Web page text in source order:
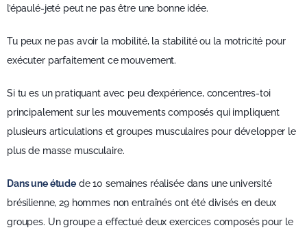
l’épaulé-jeté peut ne pas être une bonne idée.
Tu peux ne pas avoir la mobilité, la stabilité ou la motricité pour
exécuter parfaitement ce mouvement.
Si tu es un pratiquant avec peu d’expérience, concentres-toi
principalement sur les mouvements composés qui impliquent
plusieurs articulations et groupes musculaires pour développer le
plus de masse musculaire.
Dans une étude de 10 semaines réalisée dans une université
brésilienne, 29 hommes non entraînés ont été divisés en deux
groupes. Un groupe a effectué deux exercices composés pour le